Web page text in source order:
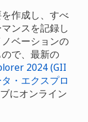
作成し、すべ
ンスを記録し
ベーションの
で、最新の
2024 (GII
・エクスプロ
にオンライン